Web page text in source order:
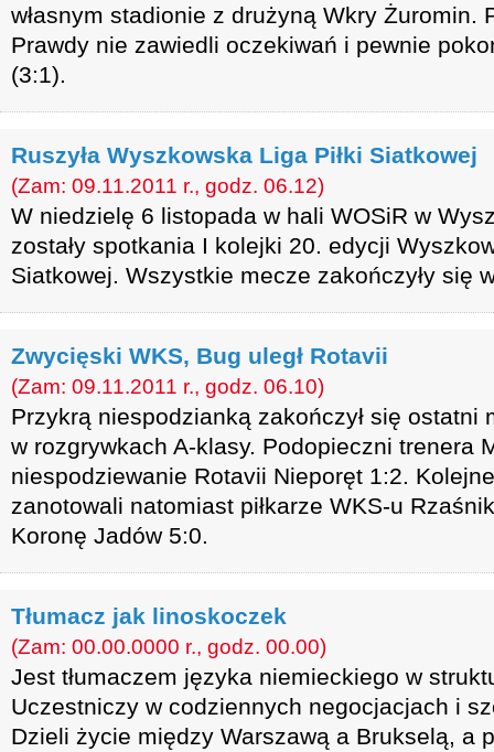
własnym stadionie z drużyną Wkry Żuromin.
Prawdy nie zawiedli oczekiwań i pewnie
(3:1).
Ruszyła Wyszkowska Liga Piłki Siatkowej
(Zam: 09.11.2011 r., godz. 06.12)
W niedzielę 6 listopada w hali WOSiR w
zostały spotkania I kolejki 20. edycji
Siatkowej. Wszystkie mecze zakończyły się
Zwycięski WKS, Bug uległ Rotavii
(Zam: 09.11.2011 r., godz. 06.10)
Przykrą niespodzianką zakończył się ostatni
w rozgrywkach A-klasy. Podopieczni trenera
niespodziewanie Rotavii Nieporęt 1:2.
zanotowali natomiast piłkarze WKS-u
Koronę Jadów 5:0.
Tłumacz jak linoskoczek
(Zam: 00.00.0000 r., godz. 00.00)
Jest tłumaczem języka niemieckiego w
Uczestniczy w codziennych negocjacjach i
Dzieli życie między Warszawą a Brukselą, a